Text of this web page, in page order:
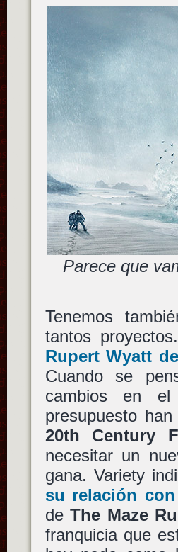
Parece que
Tenemos
tantos
Rupert Wyatt
Cuando se
cambios en
presupuesto
20th Century
necesitar un
gana. Variety
su relación
deThe Maze
franquicia que